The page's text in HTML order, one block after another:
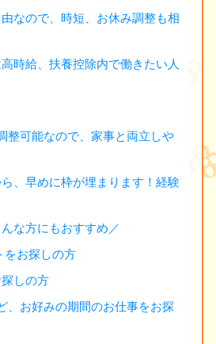
なので、時短、お休み調整も相
時給、扶養控除内で働きたい人
整可能なので、家事と両立しや
、早めに枠が埋まります！経験
な方にもおすすめ／
をお探しの方
しの方
、お好みの期間のお仕事をお探